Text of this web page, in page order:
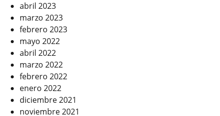
abril 2023
marzo 2023
febrero 2023
mayo 2022
abril 2022
marzo 2022
febrero 2022
enero 2022
diciembre 2021
noviembre 2021